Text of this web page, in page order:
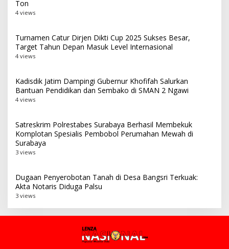
Ton
4 views
Turnamen Catur Dirjen Dikti Cup 2025 Sukses Besar,
Target Tahun Depan Masuk Level Internasional
4 views
Kadisdik Jatim Dampingi Gubernur Khofifah Salurkan
Bantuan Pendidikan dan Sembako di SMAN 2 Ngawi
4 views
Satreskrim Polrestabes Surabaya Berhasil Membekuk
Komplotan Spesialis Pembobol Perumahan Mewah di
Surabaya
3 views
Dugaan Penyerobotan Tanah di Desa Bangsri Terkuak:
Akta Notaris Diduga Palsu
3 views